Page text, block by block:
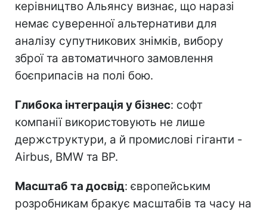
керівництво Альянсу визнає, що наразі
немає суверенної альтернативи для
аналізу супутникових знімків, вибору
зброї та автоматичного замовлення
боєприпасів на полі бою.
Глибока інтеграція у бізнес: софт
компанії використовують не лише
держструктури, а й промислові гіганти -
Airbus, BMW та BP.
Масштаб та досвід: європейським
розробникам бракує масштабів та часу на